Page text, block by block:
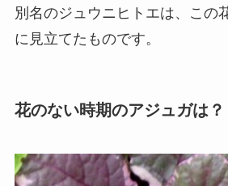
別名のジュウニヒトエは、この
に見立てたものです。
花のない時期のアジュガは？